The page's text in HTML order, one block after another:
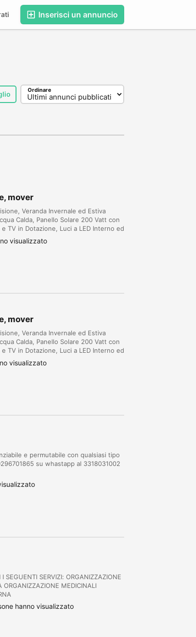
Inserisci un annuncio
Ordinare
mover
Veranda Invernale ed Estiva
Calda, Panello Solare 200 Vatt con
TV in Dotazione, Luci a LED Interno ed
Elettrodomestici tutti
visualizzato
mover
Veranda Invernale ed Estiva
Calda, Panello Solare 200 Vatt con
TV in Dotazione, Luci a LED Interno ed
Elettrodomestici tutti
visualizzato
e permutabile con qualsiasi tipo
su whastapp al 3318031002
SEGUENTI SERVIZI: ORGANIZZAZIONE
ORGANIZZAZIONE MEDICINALI
hanno visualizzato